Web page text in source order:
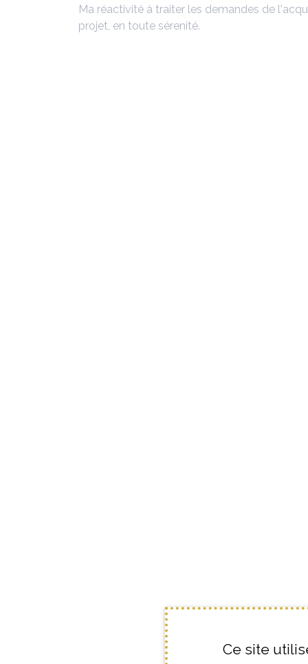
Ma réactivité à traiter les demandes de
projet, en toute sérenité.
Ce site